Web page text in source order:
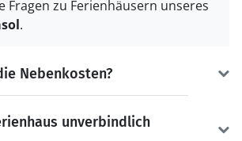
Fragen zu Ferienhäusern unseres
.
Nebenkosten?
unverbindlich